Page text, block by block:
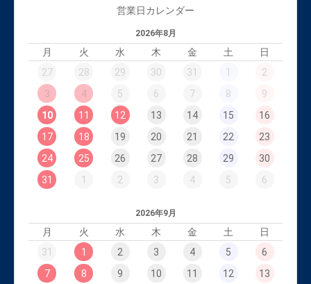
営業日カレンダー
2026年8月
月 火 水 木 金 土
日
27
28 29 30 31 1
2
3
4 5 6 7 8
9
10
11 12 13 14 15
16
17
18 19 20 21 22
23
24
25 26 27 28 29
30
31
1 2 3 4 5 6
2026年9月
月 火 水 木 金 土
日
31
1 2 3 4 5
6
7
8 9 10 11 12
13